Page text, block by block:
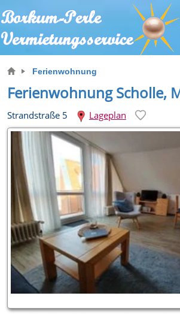
Ferienwohnung
Ferienwohnung Scholle,
Strandstraße 5 Lageplan